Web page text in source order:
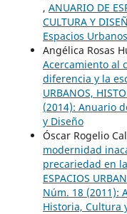
, ANUARIO DE
CULTURA Y
Espacios
Angélica Rosas
Acercamiento al
diferencia y la
URBANOS,
(2014): Anuario
y Diseño
Óscar Rogelio
modernidad
precariedad en
ESPACIOS
Núm. 18 (2011):
Historia, Cultura